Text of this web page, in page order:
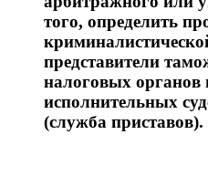
того, определить
представители
налоговых органов
исполнительных
(служба приставов).